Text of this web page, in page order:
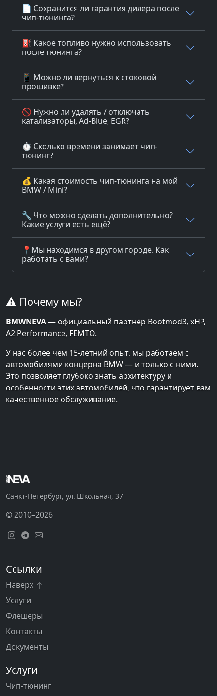
📄 Сохранится ли гарантия дилера после
чип-тюнинга?
⛽ Какое топливо нужно использовать
после тюнинга?
📱 Можно ли вернуться к стоковой
прошивке?
🚫 Нужно ли удалять / отключать
катализаторы, Ad-Blue, EGR?
⏱️ Сколько времени занимает чип-
тюнинг?
💰 Какая стоимость чип-тюнинга на мой
BMW / Mini?
🔧 Что можно сделать дополнительно?
Какие услуги есть ещё?
📍Мы находимся в другом городе. Как
работать с вами?
⚠️ Почему мы?
BMWNEVA— официальный партнёр Bootmod3, xHP,
A2 Performance, FEMTO.
У нас более чем 15-летний опыт, мы работаем с
автомобилями концерна BMW — и только с ними.
Это позволяет глубоко знать архитектуру и
особенности этих автомобилей, что гарантирует вам
качественное обслуживание.
Санкт-Петербург, ул. Школьная, 37
© 2010–2026
Ссылки
Наверх
Услуги
Флешеры
Контакты
Документы
Услуги
Чип-тюнинг